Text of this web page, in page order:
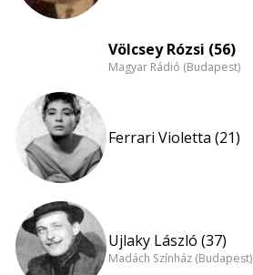
Völcsey Rózsi (56)
Magyar Rádió (Budapest)
Ferrari Violetta (21)
Ujlaky László (37)
Madách Színház (Budapest)